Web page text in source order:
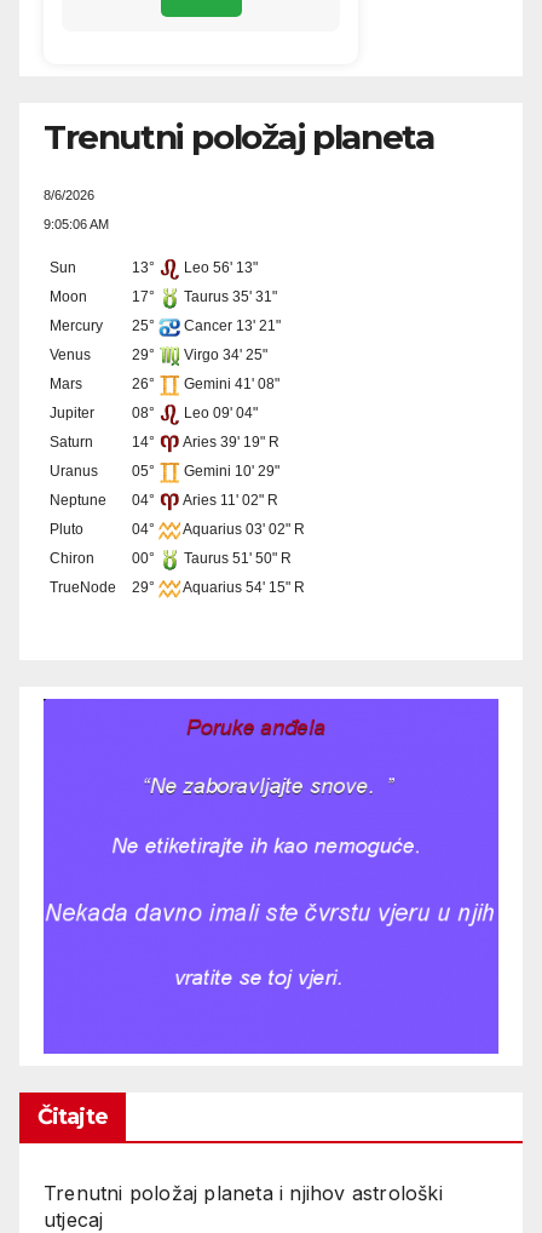
Trenutni položaj planeta
8/6/2026
9:05:06 AM
Sun 13°
Leo 56' 13"
Moon
17°
Taurus 35' 31"
Mercury
25°
Cancer 13' 21"
Venus
29°
Virgo 34' 25"
Mars
26°
Gemini 41' 08"
Jupiter
08°
Leo 09' 04"
Saturn
14°
Aries 39' 19" R
Uranus
05°
Gemini 10' 29"
Neptune
04°
Aries 11' 02" R
Pluto
04°
Aquarius 03' 02" R
Chiron
00°
Taurus 51' 50" R
TrueNode
29° Aquarius 54' 15" R
Čitajte
Trenutni položaj planeta i njihov astrološki
utjecaj